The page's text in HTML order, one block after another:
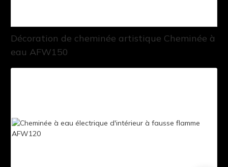
Décoration de cheminée artistique Cheminée à
eau AFW150